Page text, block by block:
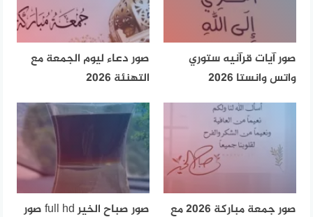
صور آيات قرآنيه ستوري
واتس وانستا 2026
صور دعاء ليوم الجمعة مع
التهنئة 2026
صور جمعة مباركة 2026 مع
صور صباح الخير full hd صور